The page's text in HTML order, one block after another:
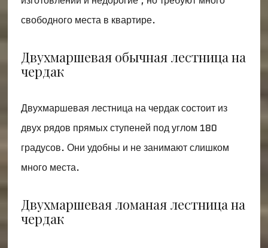
свободного места в квартире.
Двухмаршевая обычная лестница на
чердак
Двухмаршевая лестница на чердак состоит из
двух рядов прямых ступеней под углом 180
градусов. Они удобны и не занимают слишком
много места.
Двухмаршевая ломаная лестница на
чердак